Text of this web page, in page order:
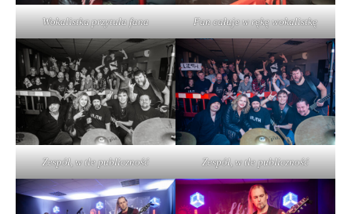
Wokalistka przytula fana Fan całuje w rękę wokalistkę
Zespół, w tle publiczność Zespół, w tle publiczność